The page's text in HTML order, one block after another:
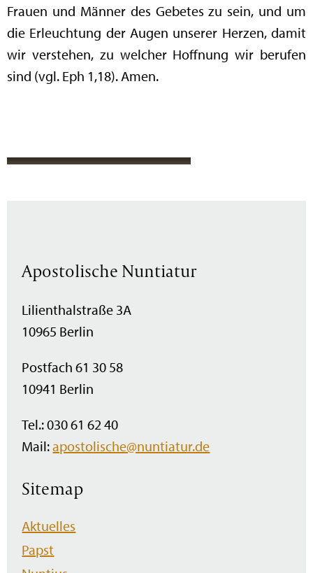
Frauen und Männer des Gebetes zu sein, und um
die Erleuchtung der Augen unserer Herzen, damit
wir verstehen, zu welcher Hoffnung wir berufen
sind (vgl. Eph 1,18). Amen.
Apostolische Nuntiatur
Lilienthalstraße 3A
10965 Berlin
Postfach 61 30 58
10941 Berlin
Tel.: 030 61 62 40
Mail:apostolische@nuntiatur.de
Sitemap
Navigation
überspringen
Aktuelles
Papst